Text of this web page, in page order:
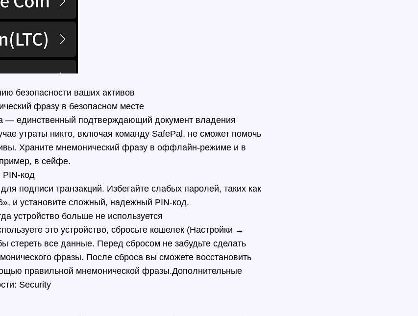
безопасности ваших активов
фразу в безопасном месте
— единственный подтверждающий документ владения
утраты никто, включая команду SafePal, не сможет помочь
Храните мнемонический фразу в оффлайн-режиме и в
в сейфе.
PIN-код
подписи транзакций. Избегайте слабых паролей, таких как
и установите сложный, надежный PIN-код.
устройство больше не используется
это устройство, сбросьте кошелек (Настройки →
стереть все данные. Перед сбросом не забудьте сделать
фразы. После сброса вы сможете восстановить
правильной мнемонической фразы.Дополнительные
Security